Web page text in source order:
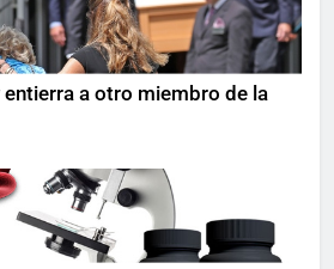
entierra a otro miembro de la